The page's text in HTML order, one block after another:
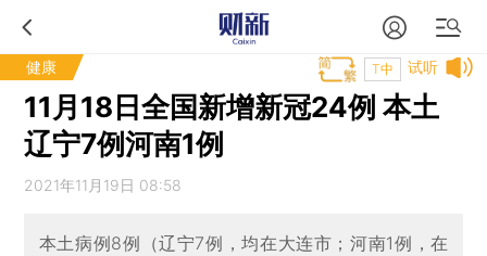
健康 试听
T中
11月18日全国新增新冠24例 本土
辽宁7例河南1例
2021年11月19日 08:58
本土病例8例（辽宁7例，均在大连市；河南1例，在